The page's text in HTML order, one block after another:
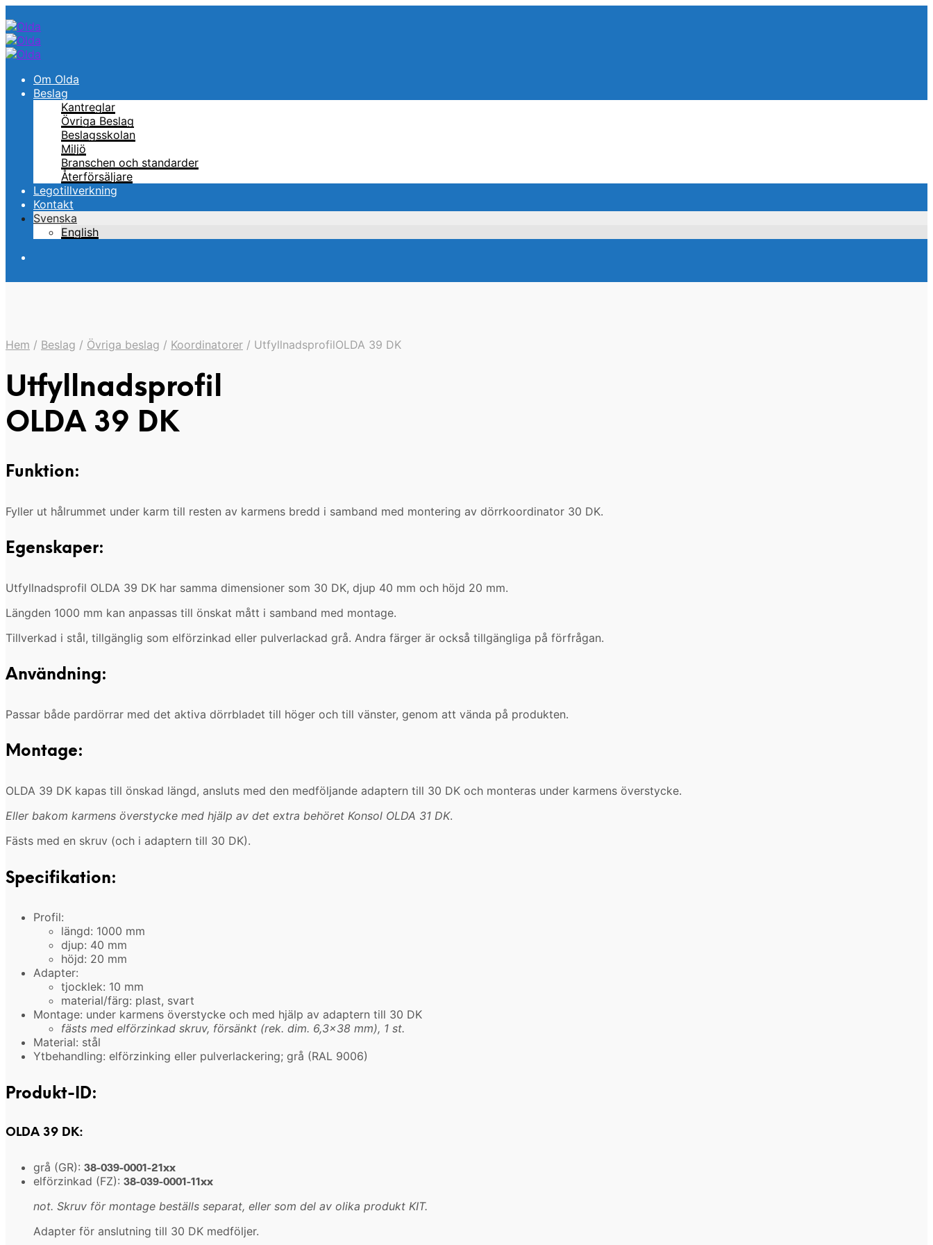
Om Olda
Beslag
Kantreglar
Övriga Beslag
Beslagsskolan
Miljö
Branschen och standarder
Återförsäljare
Legotillverkning
Kontakt
Svenska
English
Hem / Beslag / Övriga beslag / Koordinatorer / UtfyllnadsprofilOLDA 39 DK
Utfyllnadsprofil
OLDA 39 DK
Funktion:
Fyller ut hålrummet under karm till resten av karmens bredd i samband med montering av dörrkoordinator 30 DK.
Egenskaper:
Utfyllnadsprofil OLDA 39 DK har samma dimensioner som 30 DK, djup 40 mm och höjd 20 mm.
Längden 1000 mm kan anpassas till önskat mått i samband med montage.
Tillverkad i stål, tillgänglig som elförzinkad eller pulverlackad grå. Andra färger är också tillgängliga på förfrågan.
Användning:
Passar både pardörrar med det aktiva dörrbladet till höger och till vänster, genom att vända på produkten.
Montage:
OLDA 39 DK kapas till önskad längd, ansluts med den medföljande adaptern till 30 DK och monteras under karmens överstycke.
Eller bakom karmens överstycke med hjälp av det extra behöret Konsol OLDA 31 DK.
Fästs med en skruv (och i adaptern till 30 DK).
Specifikation:
Profil:
längd: 1000 mm
djup: 40 mm
höjd: 20 mm
Adapter:
tjocklek: 10 mm
material/färg: plast, svart
Montage: under karmens överstycke och med hjälp av adaptern till 30 DK
fästs med elförzinkad skruv, försänkt (rek. dim. 6,3×38 mm), 1 st.
Material: stål
Ytbehandling: elförzinking eller pulverlackering; grå (RAL 9006)
Produkt-ID:
OLDA 39 DK:
grå (GR): 38-039-0001-21xx
elförzinkad (FZ): 38-039-0001-11xx
not. Skruv för montage beställs separat, eller som del av olika produkt KIT.
Adapter för anslutning till 30 DK medföljer.